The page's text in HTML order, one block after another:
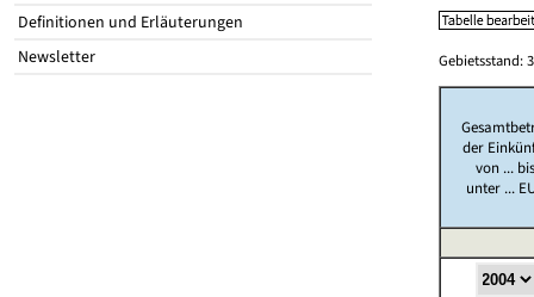
Definitionen und Erläuterungen
Newsletter
Gebietsstand:
der
von ...
unter ...